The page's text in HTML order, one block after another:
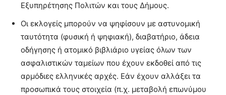
Εξυπηρέτησης Πολιτών και τους Δήμους.
Οι εκλογείς μπορούν να ψηφίσουν με αστυνομική
ταυτότητα (φυσική ή ψηφιακή), διαβατήριο, άδεια
οδήγησης ή ατομικό βιβλιάριο υγείας όλων των
ασφαλιστικών ταμείων που έχουν εκδοθεί από τις
αρμόδιες ελληνικές αρχές. Εάν έχουν αλλάξει τα
προσωπικά τους στοιχεία (π.χ. μεταβολή επωνύμου